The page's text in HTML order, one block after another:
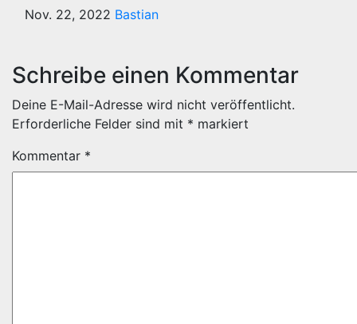
Nov. 22, 2022 Bastian
Schreibe einen Kommentar
Deine E-Mail-Adresse wird nicht veröffentlicht.
Erforderliche Felder sind mit * markiert
Kommentar *